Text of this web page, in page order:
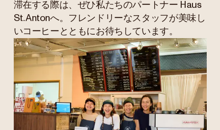
滞在する際は、ぜひ私たちのパートナー Haus
St. Antonへ。フレンドリーなスタッフが美味し
いコーヒーとともにお待ちしています。